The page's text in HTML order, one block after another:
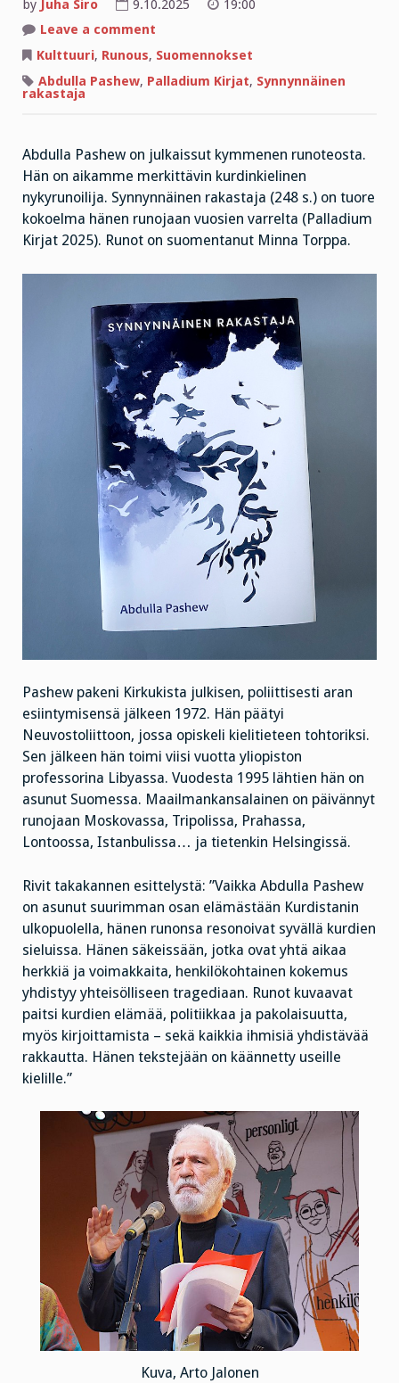
by Juha Siro 9.10.2025
19:00
Leave a comment
Pashew:
rakastaja
Kulttuuri, Runous, Suomennokset
Abdulla Pashew, Palladium Kirjat, Synnynnäinen
rakastaja
Abdulla Pashew on julkaissut kymmenen runoteosta.
Hän on aikamme merkittävin kurdinkielinen
nykyrunoilija. Synnynnäinen rakastaja (248 s.) on tuore
kokoelma hänen runojaan vuosien varrelta (Palladium
Kirjat 2025). Runot on suomentanut Minna Torppa.
Pashew pakeni Kirkukista julkisen, poliittisesti aran
esiintymisensä jälkeen 1972. Hän päätyi
Neuvostoliittoon, jossa opiskeli kielitieteen tohtoriksi.
Sen jälkeen hän toimi viisi vuotta yliopiston
professorina Libyassa. Vuodesta 1995 lähtien hän on
asunut Suomessa. Maailmankansalainen on päivännyt
runojaan Moskovassa, Tripolissa, Prahassa,
Lontoossa, Istanbulissa… ja tietenkin Helsingissä.
Rivit takakannen esittelystä: ”Vaikka Abdulla Pashew
on asunut suurimman osan elämästään Kurdistanin
ulkopuolella, hänen runonsa resonoivat syvällä kurdien
sieluissa. Hänen säkeissään, jotka ovat yhtä aikaa
herkkiä ja voimakkaita, henkilökohtainen kokemus
yhdistyy yhteisölliseen tragediaan. Runot kuvaavat
paitsi kurdien elämää, politiikkaa ja pakolaisuutta,
myös kirjoittamista – sekä kaikkia ihmisiä yhdistävää
rakkautta. Hänen tekstejään on käännetty useille
kielille.”
Kuva, Arto Jalonen